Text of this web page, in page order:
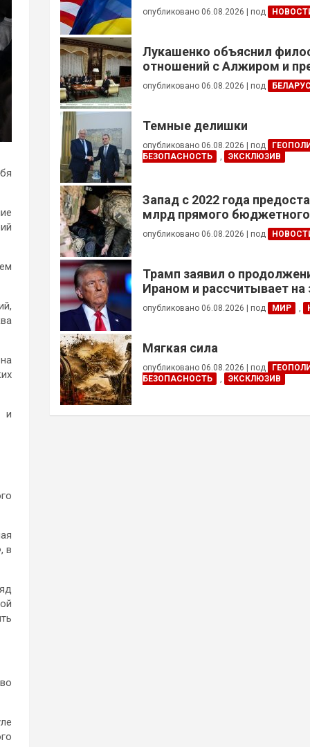
и
в
опубликовано 06.08.2026 под
Лукашенко объяснил
отношений с Алжиром и
ускорить реализацию
опубликовано 06.08.2026 под
Темные делишки
опубликовано 06.08.2026 под
БЕЗОПАСНОСТЬ
, ЭКСКЛЮЗИВ
Запад с 2022 года
млрд прямого бюджетного
финансирования — глава
Украины
опубликовано 06.08.2026 под
Трамп заявил о
Ираном и рассчитывает на
сделки
опубликовано 06.08.2026 под МИР ,
Мягкая сила
опубликовано 06.08.2026 под
БЕЗОПАСНОСТЬ
, ЭКСКЛЮЗИВ